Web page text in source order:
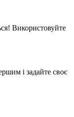
Використовуйте
і задайте своє